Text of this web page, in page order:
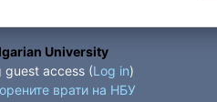
University
guest access (Log in)
врати на НБУ